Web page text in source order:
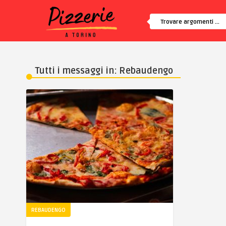
Tutti i messaggi in: Rebaudengo
REBAUDENGO